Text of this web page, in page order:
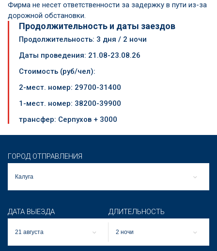
Фирма не несет ответственности за задержку в пути из-за
дорожной обстановки.
Продолжительность и даты заездов
Продолжительность: 3 дня / 2 ночи
Даты проведения: 21.08-23.08.26
Стоимость (руб/чел):
2-мест. номер: 29700-31400
1-мест. номер: 38200-39900
трансфер: Серпухов + 3000
ГОРОД ОТПРАВЛЕНИЯ
Калуга
ДАТА ВЫЕЗДА
21 августа
ДЛИТЕЛЬНОСТЬ
2 ночи